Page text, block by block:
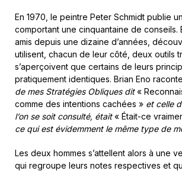
En 1970, le peintre Peter Schmidt publie
comportant une cinquantaine de conseils.
amis depuis une dizaine d’années,
utilisent, chacun de leur côté, deux outils
s’aperçoivent que certains de leurs
pratiquement identiques. Brian Eno
de mes Stratégies Obliques dit«
comme des intentions cachées » et celle
l’on se soit consulté, était« Était-ce
ce qui est évidemment le même type de
Les deux hommes s’attellent alors à une
qui regroupe leurs notes respectives et